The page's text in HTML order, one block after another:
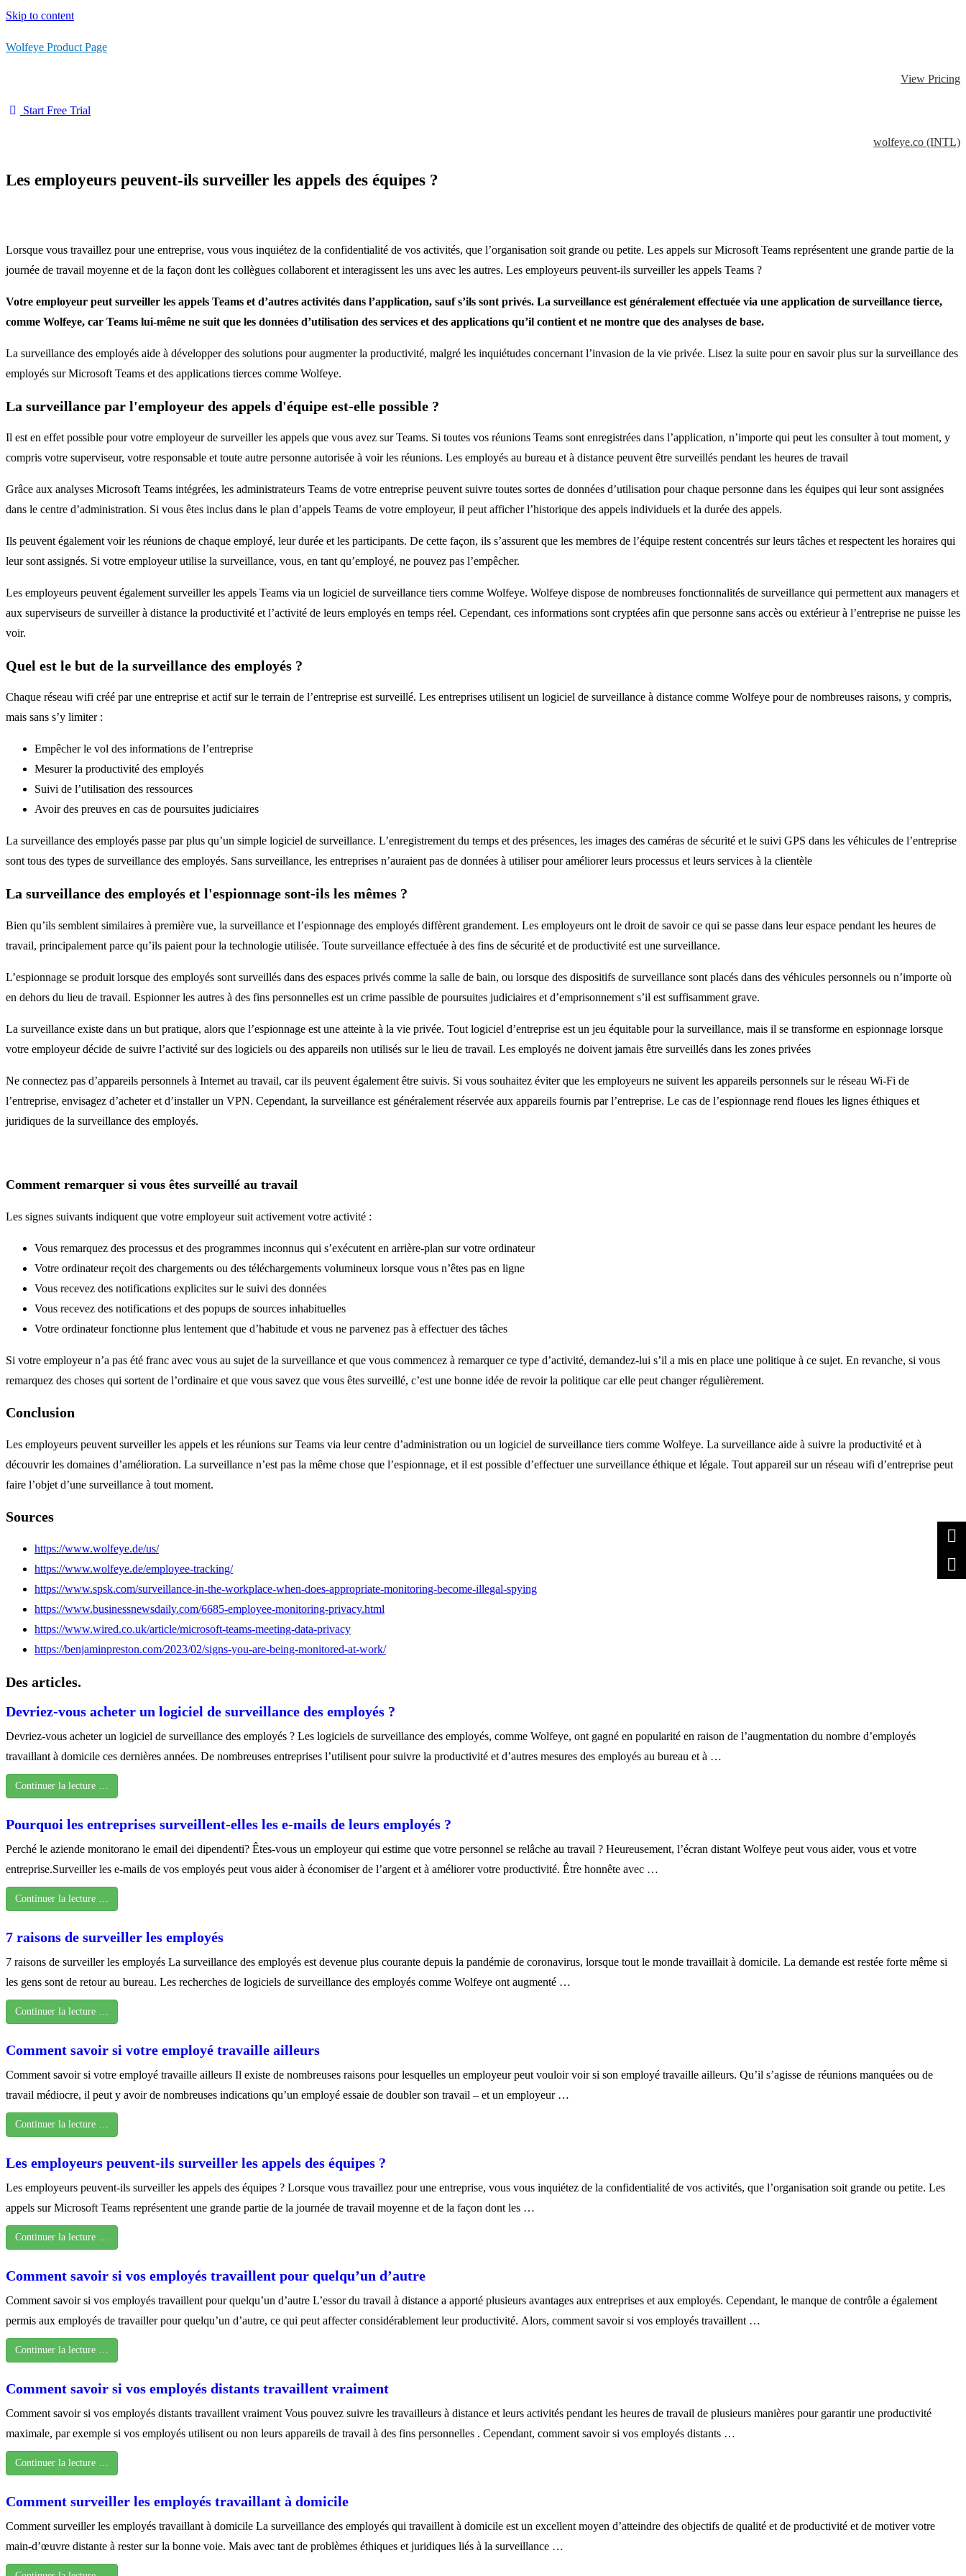
Skip to content
Wolfeye Product Page
View Pricing
Start Free Trial
wolfeye.co (INTL)
Les employeurs peuvent-ils surveiller les appels des équipes ?
Lorsque vous travaillez pour une entreprise, vous vous inquiétez de la confidentialité de vos activités, que l’organisation soit grande ou petite. Les appels sur Microsoft Teams représentent une grande partie de la
journée de travail moyenne et de la façon dont les collègues collaborent et interagissent les uns avec les autres. Les employeurs peuvent-ils surveiller les appels Teams ?
Votre employeur peut surveiller les appels Teams et d’autres activités dans l’application, sauf s’ils sont privés. La surveillance est généralement effectuée via une application de surveillance tierce,
comme Wolfeye, car Teams lui-même ne suit que les données d’utilisation des services et des applications qu’il contient et ne montre que des analyses de base.
La surveillance des employés aide à développer des solutions pour augmenter la productivité, malgré les inquiétudes concernant l’invasion de la vie privée. Lisez la suite pour en savoir plus sur la surveillance des
employés sur Microsoft Teams et des applications tierces comme Wolfeye.
La surveillance par l'employeur des appels d'équipe est-elle possible ?
Il est en effet possible pour votre employeur de surveiller les appels que vous avez sur Teams. Si toutes vos réunions Teams sont enregistrées dans l’application, n’importe qui peut les consulter à tout moment, y
compris votre superviseur, votre responsable et toute autre personne autorisée à voir les réunions. Les employés au bureau et à distance peuvent être surveillés pendant les heures de travail
Grâce aux analyses Microsoft Teams intégrées, les administrateurs Teams de votre entreprise peuvent suivre toutes sortes de données d’utilisation pour chaque personne dans les équipes qui leur sont assignées
dans le centre d’administration. Si vous êtes inclus dans le plan d’appels Teams de votre employeur, il peut afficher l’historique des appels individuels et la durée des appels.
Ils peuvent également voir les réunions de chaque employé, leur durée et les participants. De cette façon, ils s’assurent que les membres de l’équipe restent concentrés sur leurs tâches et respectent les horaires qui
leur sont assignés. Si votre employeur utilise la surveillance, vous, en tant qu’employé, ne pouvez pas l’empêcher.
Les employeurs peuvent également surveiller les appels Teams via un logiciel de surveillance tiers comme Wolfeye. Wolfeye dispose de nombreuses fonctionnalités de surveillance qui permettent aux managers et
aux superviseurs de surveiller à distance la productivité et l’activité de leurs employés en temps réel. Cependant, ces informations sont cryptées afin que personne sans accès ou extérieur à l’entreprise ne puisse les
voir.
Quel est le but de la surveillance des employés ?
Chaque réseau wifi créé par une entreprise et actif sur le terrain de l’entreprise est surveillé. Les entreprises utilisent un logiciel de surveillance à distance comme Wolfeye pour de nombreuses raisons, y compris,
mais sans s’y limiter :
Empêcher le vol des informations de l’entreprise
Mesurer la productivité des employés
Suivi de l’utilisation des ressources
Avoir des preuves en cas de poursuites judiciaires
La surveillance des employés passe par plus qu’un simple logiciel de surveillance. L’enregistrement du temps et des présences, les images des caméras de sécurité et le suivi GPS dans les véhicules de l’entreprise
sont tous des types de surveillance des employés. Sans surveillance, les entreprises n’auraient pas de données à utiliser pour améliorer leurs processus et leurs services à la clientèle
La surveillance des employés et l'espionnage sont-ils les mêmes ?
Bien qu’ils semblent similaires à première vue, la surveillance et l’espionnage des employés diffèrent grandement. Les employeurs ont le droit de savoir ce qui se passe dans leur espace pendant les heures de
travail, principalement parce qu’ils paient pour la technologie utilisée. Toute surveillance effectuée à des fins de sécurité et de productivité est une surveillance.
L’espionnage se produit lorsque des employés sont surveillés dans des espaces privés comme la salle de bain, ou lorsque des dispositifs de surveillance sont placés dans des véhicules personnels ou n’importe où
en dehors du lieu de travail. Espionner les autres à des fins personnelles est un crime passible de poursuites judiciaires et d’emprisonnement s’il est suffisamment grave.
La surveillance existe dans un but pratique, alors que l’espionnage est une atteinte à la vie privée. Tout logiciel d’entreprise est un jeu équitable pour la surveillance, mais il se transforme en espionnage lorsque
votre employeur décide de suivre l’activité sur des logiciels ou des appareils non utilisés sur le lieu de travail. Les employés ne doivent jamais être surveillés dans les zones privées
Ne connectez pas d’appareils personnels à Internet au travail, car ils peuvent également être suivis. Si vous souhaitez éviter que les employeurs ne suivent les appareils personnels sur le réseau Wi-Fi de
l’entreprise, envisagez d’acheter et d’installer un VPN. Cependant, la surveillance est généralement réservée aux appareils fournis par l’entreprise. Le cas de l’espionnage rend floues les lignes éthiques et
juridiques de la surveillance des employés.
Comment remarquer si vous êtes surveillé au travail
Les signes suivants indiquent que votre employeur suit activement votre activité :
Vous remarquez des processus et des programmes inconnus qui s’exécutent en arrière-plan sur votre ordinateur
Votre ordinateur reçoit des chargements ou des téléchargements volumineux lorsque vous n’êtes pas en ligne
Vous recevez des notifications explicites sur le suivi des données
Vous recevez des notifications et des popups de sources inhabituelles
Votre ordinateur fonctionne plus lentement que d’habitude et vous ne parvenez pas à effectuer des tâches
Si votre employeur n’a pas été franc avec vous au sujet de la surveillance et que vous commencez à remarquer ce type d’activité, demandez-lui s’il a mis en place une politique à ce sujet. En revanche, si vous
remarquez des choses qui sortent de l’ordinaire et que vous savez que vous êtes surveillé, c’est une bonne idée de revoir la politique car elle peut changer régulièrement.
Conclusion
Les employeurs peuvent surveiller les appels et les réunions sur Teams via leur centre d’administration ou un logiciel de surveillance tiers comme Wolfeye. La surveillance aide à suivre la productivité et à
découvrir les domaines d’amélioration. La surveillance n’est pas la même chose que l’espionnage, et il est possible d’effectuer une surveillance éthique et légale. Tout appareil sur un réseau wifi d’entreprise peut
faire l’objet d’une surveillance à tout moment.
Sources
https://www.wolfeye.de/us/
https://www.wolfeye.de/employee-tracking/
https://www.spsk.com/surveillance-in-the-workplace-when-does-appropriate-monitoring-become-illegal-spying
https://www.businessnewsdaily.com/6685-employee-monitoring-privacy.html
https://www.wired.co.uk/article/microsoft-teams-meeting-data-privacy
https://benjaminpreston.com/2023/02/signs-you-are-being-monitored-at-work/
Des articles.
Devriez-vous acheter un logiciel de surveillance des employés ?
Devriez-vous acheter un logiciel de surveillance des employés ? Les logiciels de surveillance des employés, comme Wolfeye, ont gagné en popularité en raison de l’augmentation du nombre d’employés
travaillant à domicile ces dernières années. De nombreuses entreprises l’utilisent pour suivre la productivité et d’autres mesures des employés au bureau et à …
Continuer la lecture …
Pourquoi les entreprises surveillent-elles les e-mails de leurs employés ?
Perché le aziende monitorano le email dei dipendenti? Êtes-vous un employeur qui estime que votre personnel se relâche au travail ? Heureusement, l’écran distant Wolfeye peut vous aider, vous et votre
entreprise.Surveiller les e-mails de vos employés peut vous aider à économiser de l’argent et à améliorer votre productivité. Être honnête avec …
Continuer la lecture …
7 raisons de surveiller les employés
7 raisons de surveiller les employés La surveillance des employés est devenue plus courante depuis la pandémie de coronavirus, lorsque tout le monde travaillait à domicile. La demande est restée forte même si
les gens sont de retour au bureau. Les recherches de logiciels de surveillance des employés comme Wolfeye ont augmenté …
Continuer la lecture …
Comment savoir si votre employé travaille ailleurs
Comment savoir si votre employé travaille ailleurs Il existe de nombreuses raisons pour lesquelles un employeur peut vouloir voir si son employé travaille ailleurs. Qu’il s’agisse de réunions manquées ou de
travail médiocre, il peut y avoir de nombreuses indications qu’un employé essaie de doubler son travail – et un employeur …
Continuer la lecture …
Les employeurs peuvent-ils surveiller les appels des équipes ?
Les employeurs peuvent-ils surveiller les appels des équipes ? Lorsque vous travaillez pour une entreprise, vous vous inquiétez de la confidentialité de vos activités, que l’organisation soit grande ou petite. Les
appels sur Microsoft Teams représentent une grande partie de la journée de travail moyenne et de la façon dont les …
Continuer la lecture …
Comment savoir si vos employés travaillent pour quelqu’un d’autre
Comment savoir si vos employés travaillent pour quelqu’un d’autre L’essor du travail à distance a apporté plusieurs avantages aux entreprises et aux employés. Cependant, le manque de contrôle a également
permis aux employés de travailler pour quelqu’un d’autre, ce qui peut affecter considérablement leur productivité. Alors, comment savoir si vos employés travaillent …
Continuer la lecture …
Comment savoir si vos employés distants travaillent vraiment
Comment savoir si vos employés distants travaillent vraiment Vous pouvez suivre les travailleurs à distance et leurs activités pendant les heures de travail de plusieurs manières pour garantir une productivité
maximale, par exemple si vos employés utilisent ou non leurs appareils de travail à des fins personnelles . Cependant, comment savoir si vos employés distants …
Continuer la lecture …
Comment surveiller les employés travaillant à domicile
Comment surveiller les employés travaillant à domicile La surveillance des employés qui travaillent à domicile est un excellent moyen d’atteindre des objectifs de qualité et de productivité et de motiver votre
main-d’œuvre distante à rester sur la bonne voie. Mais avec tant de problèmes éthiques et juridiques liés à la surveillance …